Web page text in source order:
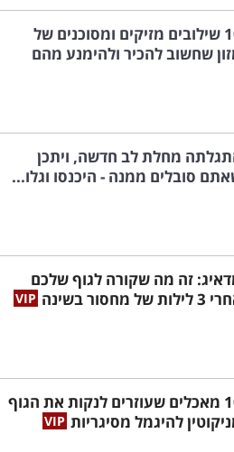
מאכל שרבים מפתחים
במערכת העיכול,
אכילת ביצים או מוצרי
כמו גם מיני אגוזים
מסוימים בעלי
שגופם מזהה בטעות את
זר ומפעיל את המערכת
מכך מופיעים
יכולים להיגרם מכך.
10 שילובים מזיקים ומסוכנים של
שחשוב להכיר ולהימנע מהם
מחלת לב חדשה, ויתכן
סובלים ממנה - היכנסו וגלו...
זה מה שקורה לגוף שלכם
של מחסור בשינה
10 מאכלים שעוזרים לנקות את הגוף
להיגמל מסיגריות